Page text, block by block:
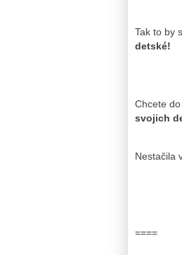
Tak to by
detské!
Chcete
svojich
Nestačila
====